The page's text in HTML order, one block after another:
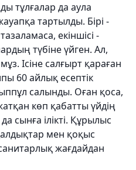
тұлғалар да аула
тартылды. Бірі -
екіншісі -
түбіне үйген. Ал,
Ісіне салғырт қараған
60 айлық есептік
салынды. Оған қоса,
көп қабатты үйдің
сынға ілікті. Құрылыс
мен қоқыс
жағдайдан